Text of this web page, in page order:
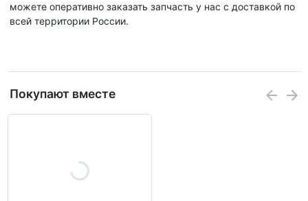
можете оперативно заказать запчасть у нас с доставкой по
всей территории России.
Покупают вместе